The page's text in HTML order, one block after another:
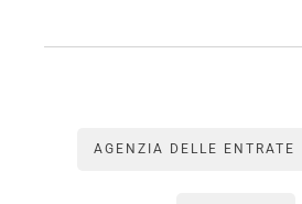
AGENZIA DELLE ENTRATE